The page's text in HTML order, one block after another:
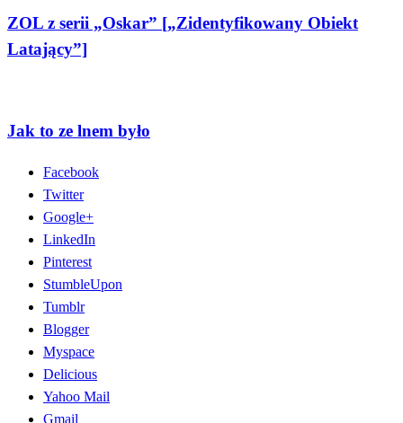
ZOL z serii „Oskar” [„Zidentyfikowany Obiekt
Latający”]
Jak to ze lnem było
Facebook
Twitter
Google+
LinkedIn
Pinterest
StumbleUpon
Tumblr
Blogger
Myspace
Delicious
Yahoo Mail
Gmail